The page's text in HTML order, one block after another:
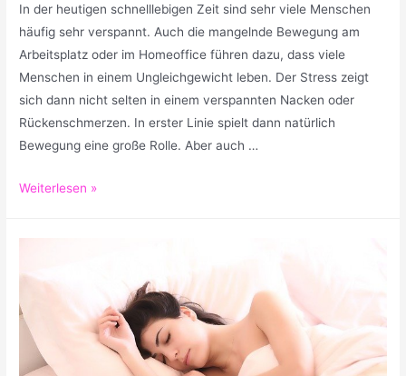
In der heutigen schnelllebigen Zeit sind sehr viele Menschen
häufig sehr verspannt. Auch die mangelnde Bewegung am
Arbeitsplatz oder im Homeoffice führen dazu, dass viele
Menschen in einem Ungleichgewicht leben. Der Stress zeigt
sich dann nicht selten in einem verspannten Nacken oder
Rückenschmerzen. In erster Linie spielt dann natürlich
Bewegung eine große Rolle. Aber auch …
Entspannende
Hilfsmittel
Massage
Geräte
Weiterlesen »